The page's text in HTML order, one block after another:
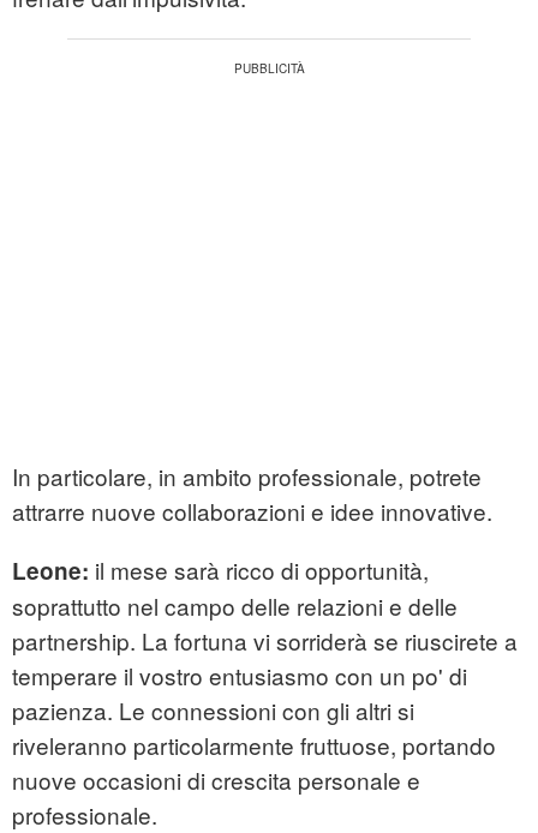
In particolare, in ambito professionale, potrete
attrarre nuove collaborazioni e idee innovative.
Leone: il mese sarà ricco di opportunità,
soprattutto nel campo delle relazioni e delle
partnership. La fortuna vi sorriderà se riuscirete a
temperare il vostro entusiasmo con un po' di
pazienza. Le connessioni con gli altri si
riveleranno particolarmente fruttuose, portando
nuove occasioni di crescita personale e
professionale.